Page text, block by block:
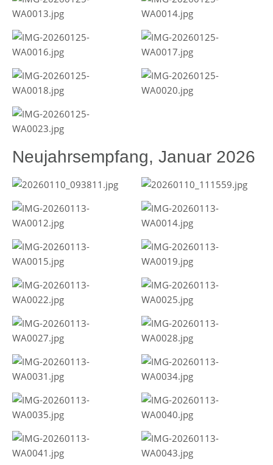
Neujahrsempfang, Januar 2026